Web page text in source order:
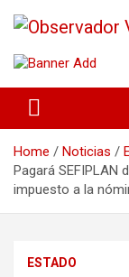
Home Noticias
Pagará SEFIPLAN
impuesto a la
ESTADO